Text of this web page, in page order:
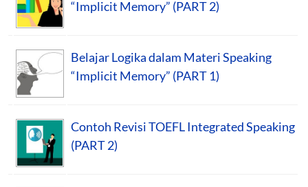
“Implicit Memory” (PART 2)
Belajar Logika dalam Materi Speaking
“Implicit Memory” (PART 1)
Contoh Revisi TOEFL Integrated Speaking
(PART 2)